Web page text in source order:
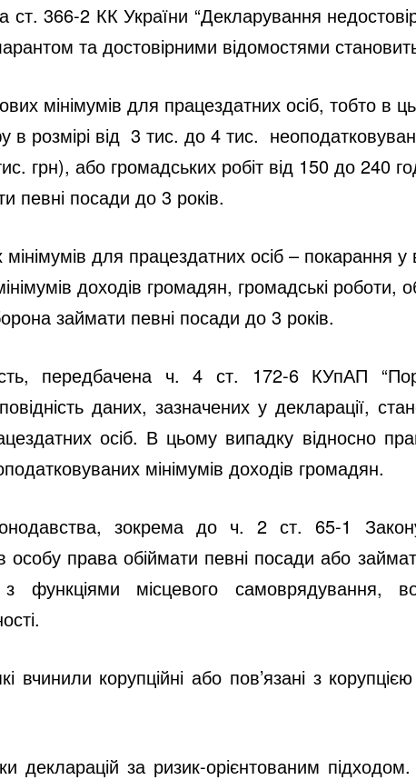
ст. 366-2 КК України “Декларування
та достовірними відомостями
мінімумів для працездатних осіб, тобто в
в розмірі від 3 тис. до 4 тис.
грн), або громадських робіт від 150 до 240
певні посади до 3 років.
для працездатних осіб – покарання
доходів громадян, громадські
займати певні посади до 3 років.
передбачена ч. 4 ст. 172-6 КУпАП
даних, зазначених у декларації,
осіб. В цьому випадку відносно
мінімумів доходів громадян.
зокрема до ч. 2 ст. 65-1
права обіймати певні посади або
функціями місцевого самоврядування,
вчинили корупційні або пов’язані з
декларацій за ризик-орієнтованим підходом.